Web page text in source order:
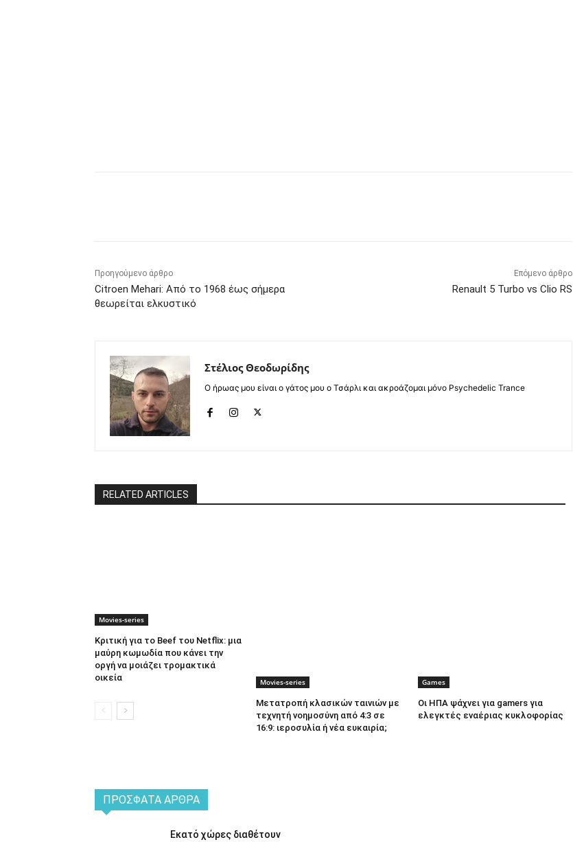
Προηγούμενο άρθρο
Citroen Mehari: Από το 1968 έως σήμερα
θεωρείται ελκυστικό
Επόμενο άρθρο
Renault 5 Turbo vs Clio RS
Στέλιος Θεοδωρίδης
Ο ήρωας μου είναι ο γάτος μου ο Τσάρλι και ακροάζομαι μόνο Psychedelic Trance
RELATED ARTICLES
Movies-series
Κριτική για το Beef του Netflix: μια
μαύρη κωμωδία που κάνει την
οργή να μοιάζει τρομακτικά
οικεία
Movies-series
Μετατροπή κλασικών ταινιών με
τεχνητή νοημοσύνη από 4:3 σε
16:9: ιεροσυλία ή νέα ευκαιρία;
Games
Οι ΗΠΑ ψάχνει για gamers για
ελεγκτές εναέριας κυκλοφορίας
ΠΡΌΣΦΑΤΑ ΆΡΘΡΑ
Εκατό χώρες διαθέτουν